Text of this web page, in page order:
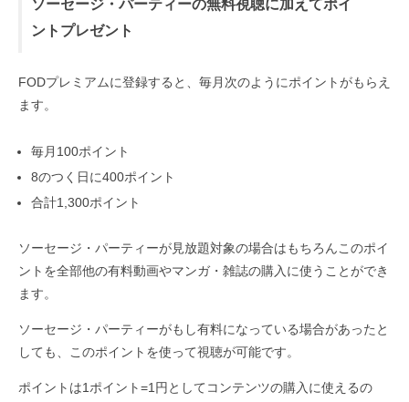
ソーセージ・パーティーの無料視聴に加えてポイ
ントプレゼント
FODプレミアムに登録すると、毎月次のようにポイントがもらえ
ます。
毎月100ポイント
8のつく日に400ポイント
合計1,300ポイント
ソーセージ・パーティーが見放題対象の場合はもちろんこのポイ
ントを全部他の有料動画やマンガ・雑誌の購入に使うことができ
ます。
ソーセージ・パーティーがもし有料になっている場合があったと
しても、このポイントを使って視聴が可能です。
ポイントは1ポイント=1円としてコンテンツの購入に使えるの